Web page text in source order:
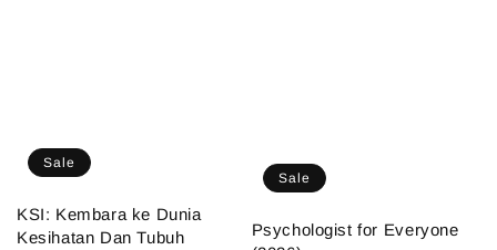
Sale
KSI: Kembara ke Dunia
Kesihatan Dan Tubuh
Sale
Psychologist for Everyone